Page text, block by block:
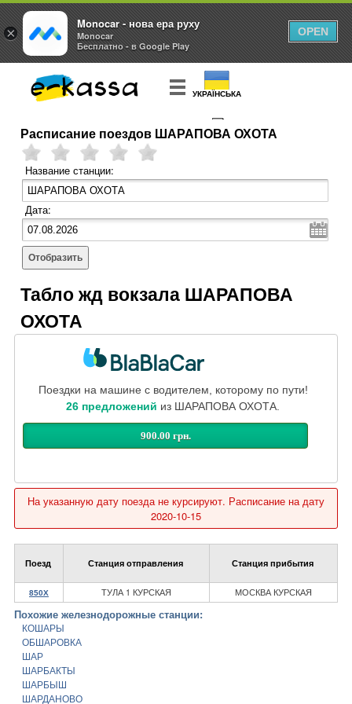
УКРАЇНСЬКА
КУПИТЬ БИЛЕТ
Расписание поездов ШАРАПОВА ОХОТА
Название станции:
Дата:
Отобразить
Табло жд вокзала ШАРАПОВА
ОХОТА
Поездки на машине с водителем, которому по пути!
26 предложений из ШАРАПОВА ОХОТА.
900.00 грн.
На указанную дату поезда не курсируют. Расписание на дату
2020-10-15
Поезд Станция отправления Станция прибытия
850Х ТУЛА 1 КУРСКАЯ МОСКВА КУРСКАЯ
Похожие железнодорожные станции:
КОШАРЫ
ОБШАРОВКА
ШАР
ШАРБАКТЫ
ШАРБЫШ
ШАРДАНОВО
×
Monocar - нова ера руху
Monocar
Бесплатно - в Google Play
OPEN